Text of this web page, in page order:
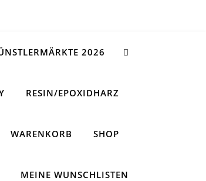
2026
RESIN/EPOXIDHARZ
WARENKORB SHOP
MEINE WUNSCHLISTEN